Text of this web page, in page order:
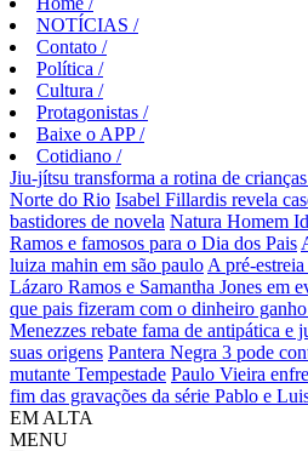
NOTÍCIAS /
Contato /
Política /
Cultura /
Protagonistas /
Baixe o APP/
Cotidiano /
Jiu-jítsu transforma a rotina de
Norte do Rio Isabel Fillardis revela
bastidores de novela Natura Homem
Ramos e famosos para o Dia dos Pais
luiza mahin em são paulo A pré-
Lázaro Ramos e Samantha Jones em
que pais fizeram com o dinheiro
Menezzes rebate fama de antipática e
suas origens Pantera Negra 3 pode
mutante Tempestade Paulo Vieira
fim das gravações da série Pablo e
EM ALTA
MENU